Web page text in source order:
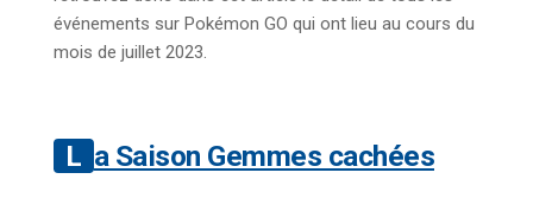
événements sur Pokémon GO qui ont lieu au cours du
mois de juillet 2023.
La Saison Gemmes cachées